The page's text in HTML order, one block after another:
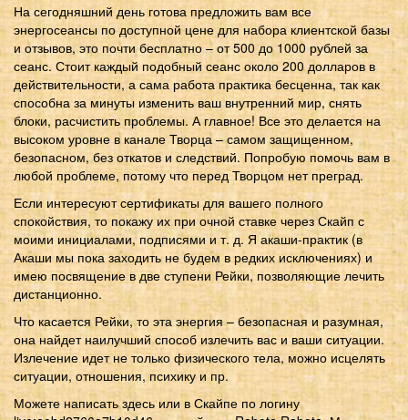
На сегодняшний день готова предложить вам все
энергосеансы по доступной цене для набора клиентской базы
и отзывов, это почти бесплатно – от 500 до 1000 рублей за
сеанс. Стоит каждый подобный сеанс около 200 долларов в
действительности, а сама работа практика бесценна, так как
способна за минуты изменить ваш внутренний мир, снять
блоки, расчистить проблемы. А главное! Все это делается на
высоком уровне в канале Творца – самом защищенном,
безопасном, без откатов и следствий. Попробую помочь вам в
любой проблеме, потому что перед Творцом нет преград.
Если интересуют сертификаты для вашего полного
спокойствия, то покажу их при очной ставке через Скайп с
моими инициалами, подписями и т. д. Я акаши-практик (в
Акаши мы пока заходить не будем в редких исключениях) и
имею посвящение в две ступени Рейки, позволяющие лечить
дистанционно.
Что касается Рейки, то эта энергия – безопасная и разумная,
она найдет наилучший способ излечить вас и ваши ситуации.
Излечение идет не только физического тела, можно исцелять
ситуации, отношения, психику и пр.
Можете написать здесь или в Скайпе по логину